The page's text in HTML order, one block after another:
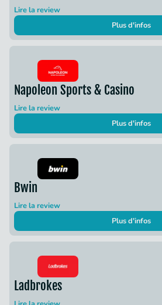
Lire la review
Plus d'infos
Napoleon Sports & Casino
Lire la review
Plus d'infos
Bwin
Lire la review
Plus d'infos
Ladbrokes